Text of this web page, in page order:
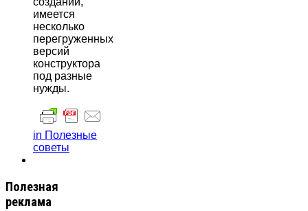
имеется
несколько
перегруженных
версий
конструктора
под разные
нужды.
in Полезные
советы
Полезная
реклама